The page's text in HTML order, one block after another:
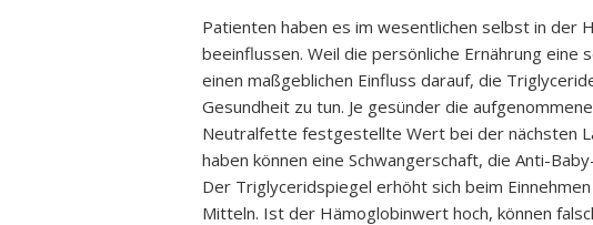
Patienten haben es im wesentlichen selbst in der
beeinflussen. Weil die persönliche Ernährung
einen maßgeblichen Einfluss darauf, die
Gesundheit zu tun. Je gesünder die
Neutralfette festgestellte Wert bei der nächsten
haben können eine Schwangerschaft, die Anti-
Der Triglyceridspiegel erhöht sich beim
Mitteln. Ist der Hämoglobinwert hoch, können